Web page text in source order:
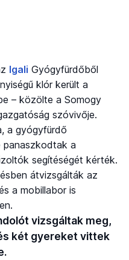
Igali Gyógyfürdőből
klór került a
– közölte a Somogy
szóvivője.
a gyógyfürdő
panaszkodtak a
segítéségét kérték.
átvizsgálták az
a mobillabor is
vizsgáltak meg,
két gyereket vittek